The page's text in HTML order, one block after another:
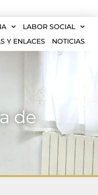
LABOR SOCIAL
Y ENLACES
NOTICIAS
de